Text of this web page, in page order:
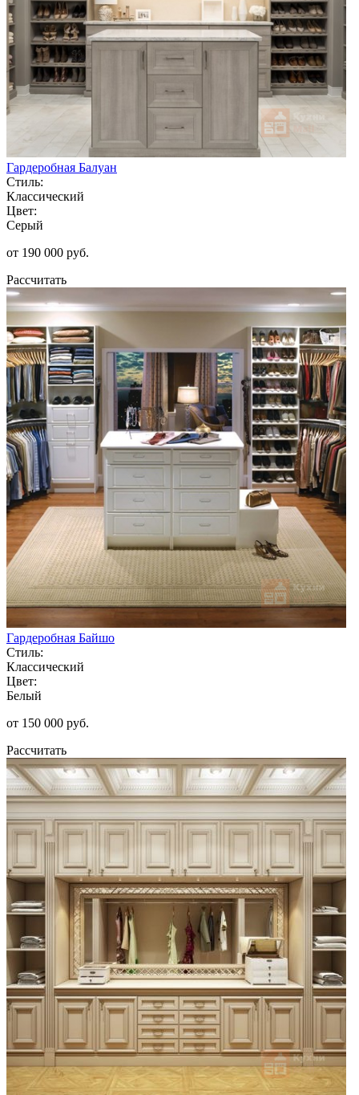
Гардеробная Балуан
Стиль:
Классический
Цвет:
Серый
от 190 000 руб.
Рассчитать
Гардеробная Байшо
Стиль:
Классический
Цвет:
Белый
от 150 000 руб.
Рассчитать